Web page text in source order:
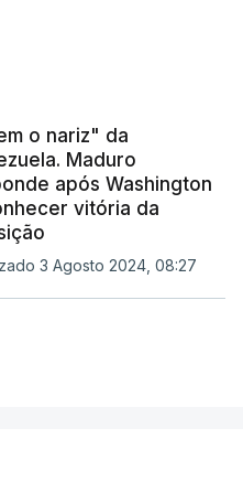
o nariz" da
Maduro
após Washington
vitória da
3 Agosto 2024, 08:27